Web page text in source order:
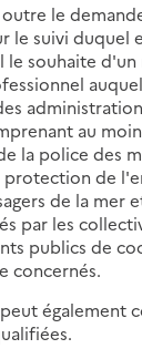
le
le suivi duquel
le souhaite
au
la police des
protection de
de la mer
par les
publics de
concernés.
également